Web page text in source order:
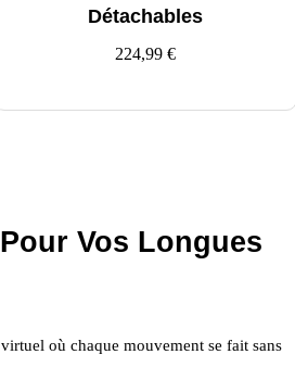
Détachables
224,99 €
Vos Longues
où chaque mouvement se fait sans